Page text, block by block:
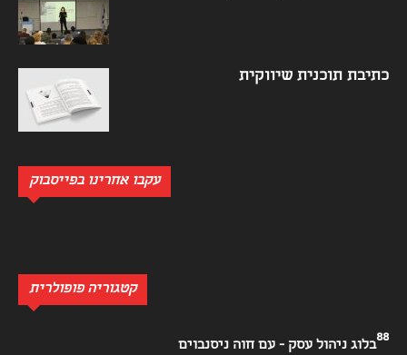
כתיבת תוכנית שיווקית
עקבו אחרינו בפייסבוק
קטגוריה פופולרית
בלוג ניהול עסק - עם חוה ניסנבוים
88